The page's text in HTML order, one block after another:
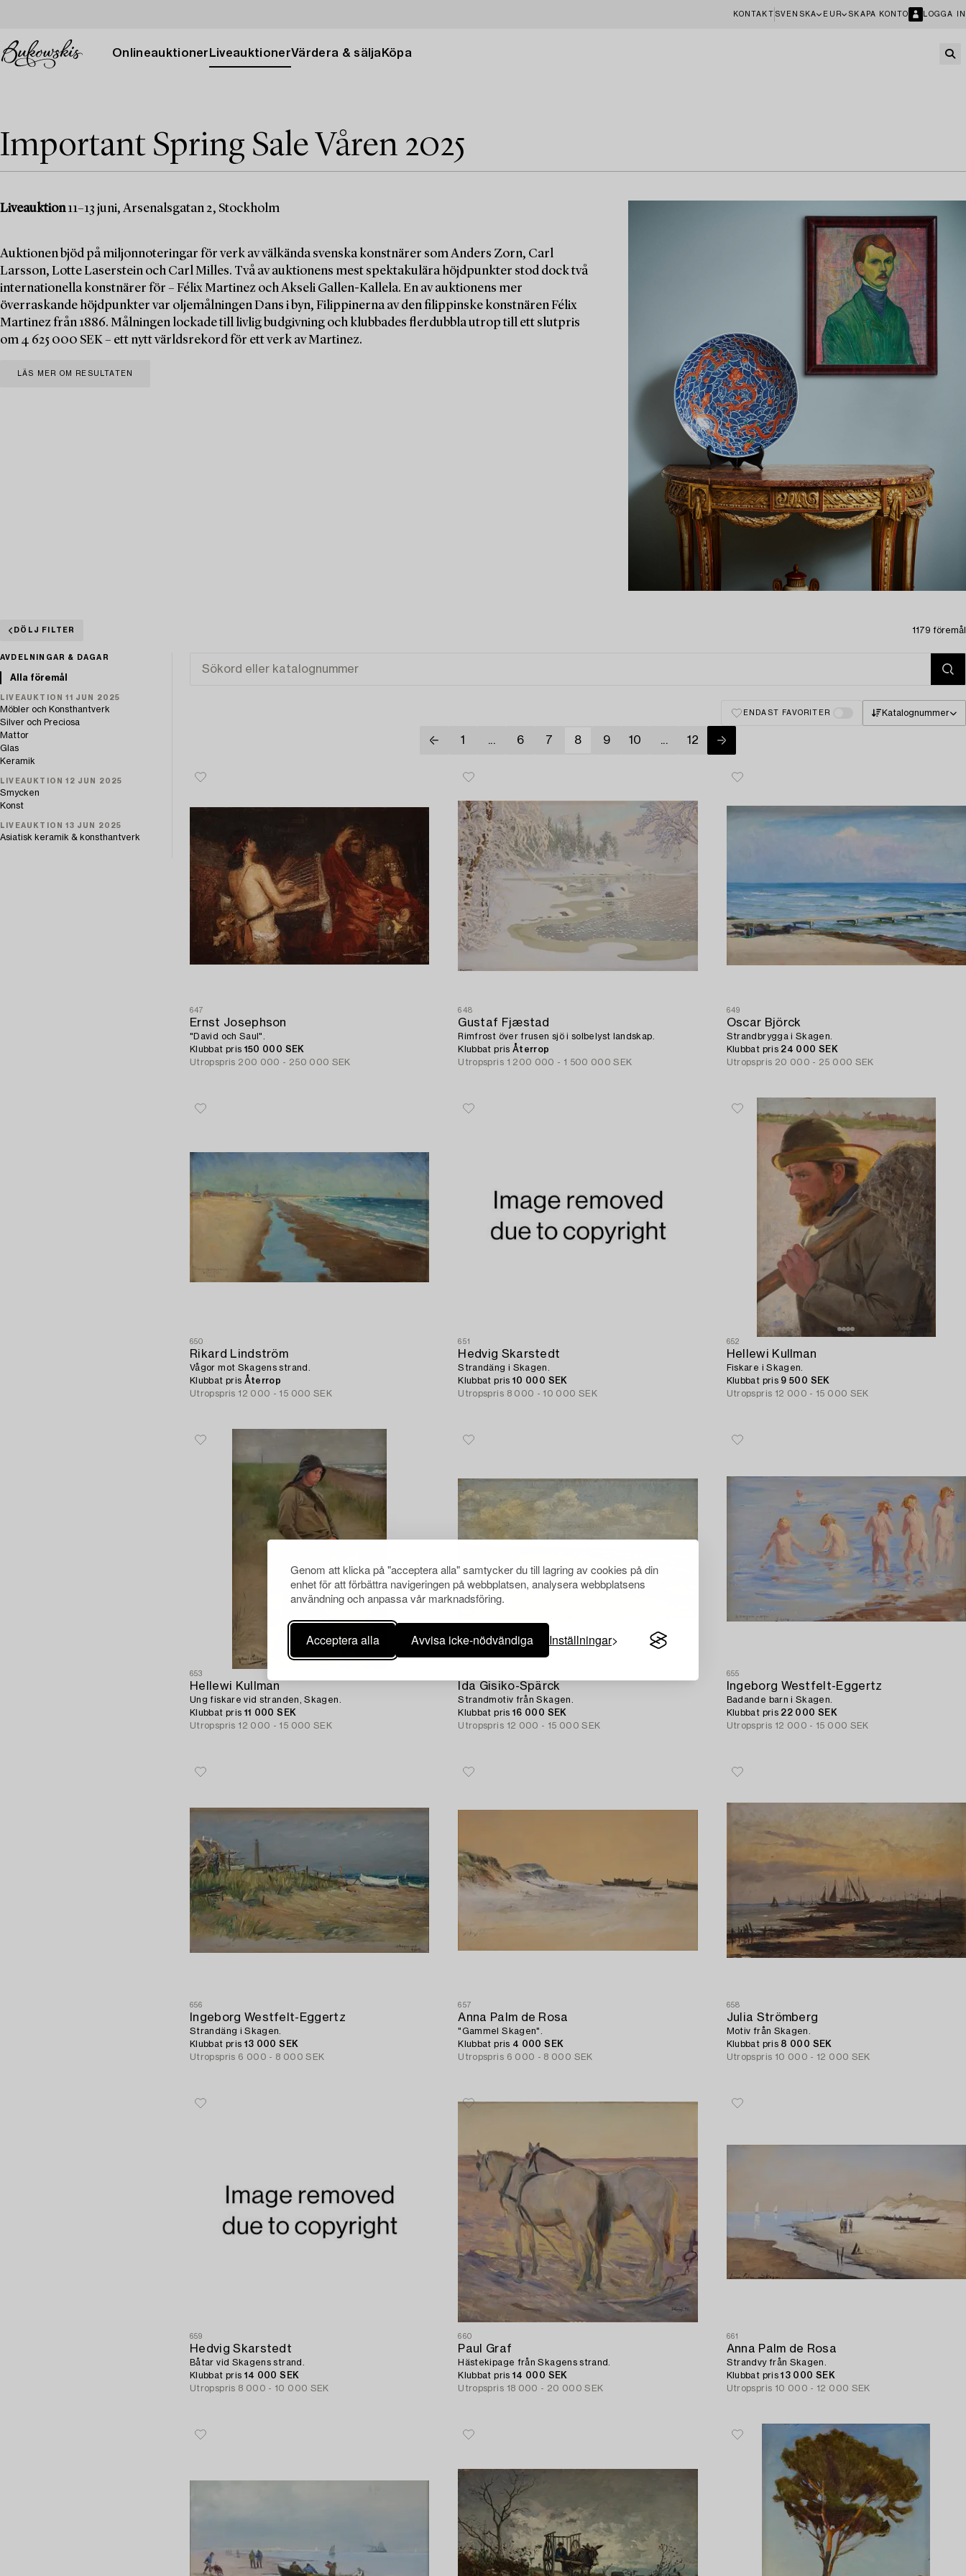
Genom att klicka på "acceptera alla" samtycker du till lagring av cookies på din
enhet för att förbättra navigeringen på webbplatsen, analysera webbplatsens
användning och anpassa vår marknadsföring.
Acceptera alla Avvisa icke-nödvändiga Inställningar
KONTAKT SVENSKA EUR SKAPA KONTO LOGGA IN
Onlineauktioner LiveauktionerVärdera & sälja Köpa
Important Spring Sale Våren 2025
Liveauktion11–13 juni, Arsenalsgatan 2, Stockholm
Auktionen bjöd på miljonnoteringar för verk av välkända svenska konstnärer som Anders Zorn, Carl
Larsson, Lotte Laserstein och Carl Milles. Två av auktionens mest spektakulära höjdpunkter stod dock två
internationella konstnärer för – Félix Martinez och Akseli Gallen-Kallela. En av auktionens mer
överraskande höjdpunkter var oljemålningen Dans i byn, Filippinerna av den filippinske konstnären Félix
Martinez från 1886. Målningen lockade till livlig budgivning och klubbades flerdubbla utrop till ett slutpris
om 4 625 000 SEK – ett nytt världsrekord för ett verk av Martinez.
LÄS MER OM RESULTATEN
DÖLJ FILTER 1179 föremål
AVDELNINGAR & DAGAR
Alla föremål
LIVEAUKTION 11 JUN 2025
Möbler och Konsthantverk
Silver och Preciosa
Mattor
Glas
Keramik
LIVEAUKTION 12 JUN 2025
Smycken
Konst
LIVEAUKTION 13 JUN 2025
Asiatisk keramik & konsthantverk
ENDAST FAVORITER Katalognummer
1 ... 6 7 8 9 10 ... 12
647
Ernst Josephson
"David och Saul".
Klubbat pris 150 000 SEK
Utropspris 200 000 - 250 000 SEK
648
Gustaf Fjæstad
Rimfrost över frusen sjö i solbelyst landskap.
Klubbat prisÅterrop
Utropspris 1 200 000 - 1 500 000 SEK
649
Oscar Björck
Strandbrygga i Skagen.
Klubbat pris 24 000 SEK
Utropspris 20 000 - 25 000 SEK
650
Rikard Lindström
Vågor mot Skagens strand.
Klubbat pris Återrop
Utropspris 12 000 - 15 000 SEK
651
Hedvig Skarstedt
Strandäng i Skagen.
Klubbat pris10 000 SEK
Utropspris 8 000 - 10 000 SEK
652
Hellewi Kullman
Fiskare i Skagen.
Klubbat pris 9 500 SEK
Utropspris 12 000 - 15 000 SEK
653
Hellewi Kullman
Ung fiskare vid stranden, Skagen.
Klubbat pris 11 000 SEK
Utropspris 12 000 - 15 000 SEK
Ida Gisiko-Spärck
Strandmotiv från Skagen.
Klubbat pris16 000 SEK
Utropspris 12 000 - 15 000 SEK
655
Ingeborg Westfelt-Eggertz
Badande barn i Skagen.
Klubbat pris 22 000 SEK
Utropspris 12 000 - 15 000 SEK
656
Ingeborg Westfelt-Eggertz
Strandäng i Skagen.
Klubbat pris 13 000 SEK
Utropspris 6 000 - 8 000 SEK
657
Anna Palm de Rosa
"Gammel Skagen".
Klubbat pris 4 000 SEK
Utropspris 6 000 - 8 000 SEK
658
Julia Strömberg
Motiv från Skagen.
Klubbat pris 8 000 SEK
Utropspris 10 000 - 12 000 SEK
659
Hedvig Skarstedt
Båtar vid Skagens strand.
Klubbat pris 14 000 SEK
Utropspris 8 000 - 10 000 SEK
660
Paul Graf
Hästekipage från Skagens strand.
Klubbat pris14 000 SEK
Utropspris 18 000 - 20 000 SEK
661
Anna Palm de Rosa
Strandvy från Skagen.
Klubbat pris13 000 SEK
Utropspris 10 000 - 12 000 SEK